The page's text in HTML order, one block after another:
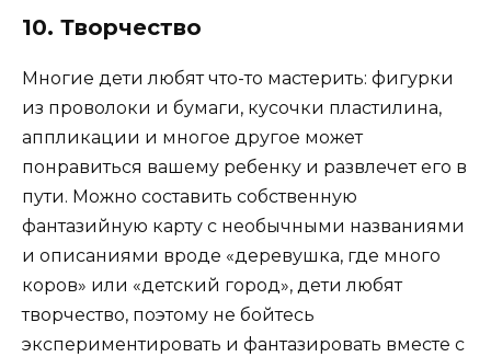
10. Творчество
Многие дети любят что-то мастерить: фигурки
из проволоки и бумаги, кусочки пластилина,
аппликации и многое другое может
понравиться вашему ребенку и развлечет его в
пути. Можно составить собственную
фантазийную карту с необычными названиями
и описаниями вроде «деревушка, где много
коров» или «детский город», дети любят
творчество, поэтому не бойтесь
экспериментировать и фантазировать вместе с